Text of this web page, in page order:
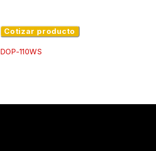
Cotizar producto
DOP-110WS